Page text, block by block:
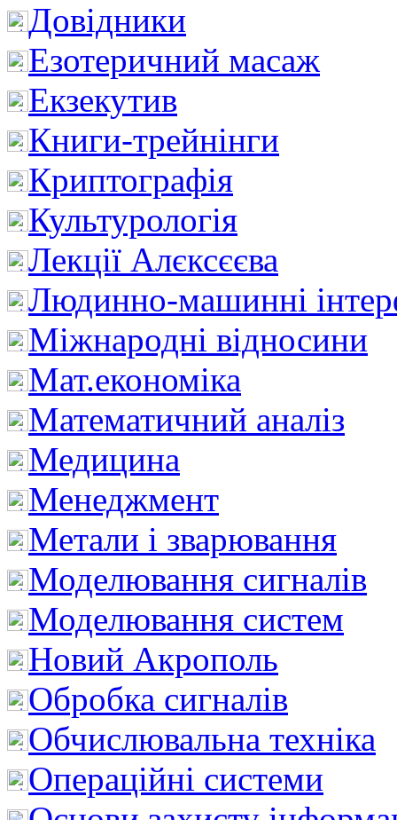
Довідники
Езотеричний масаж
Екзекутив
Книги-трейнінги
Криптографія
Культурологія
Лекції Алєксєєва
Людинно-машинні
Міжнародні відносини
Мат.економіка
Математичний аналіз
Медицина
Менеджмент
Метали і зварювання
Моделювання сигналів
Моделювання систем
Новий Акрополь
Обробка сигналів
Обчислювальна техніка
Операційні системи